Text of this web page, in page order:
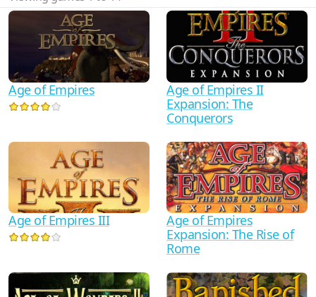
Age of Empires
Age of Empires II
Expansion: The
Conquerors
Age of Empires III
Age of Empires
Expansion: The Rise of
Rome